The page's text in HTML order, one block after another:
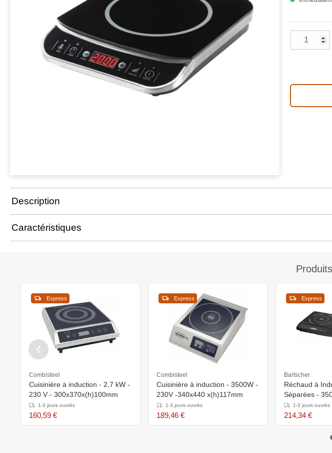
Description
Caractéristiques
Express
Combisteel
Cuisinière à induction - 2,7 kW -
230 V - 300x370x(h)100mm
1-3 jours ouvrés
160,59 €
Express
Combisteel
Cuisinière à induction - 3500W -
230V -340x440 x(h)117mm
1-3 jours ouvrés
189,46 €
Express
Bartscher
Réchaud à
Séparées -
1-3 jours ouvrés
214,34 €